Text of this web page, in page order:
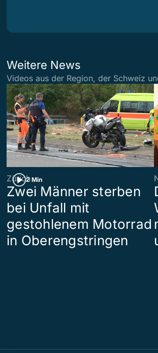
Weitere News
Videos aus der Region, der Schweiz
2 Min
Zürich
Zwei Männer sterben
bei Unfall mit
gestohlenem Motorrad
in Oberengstringen